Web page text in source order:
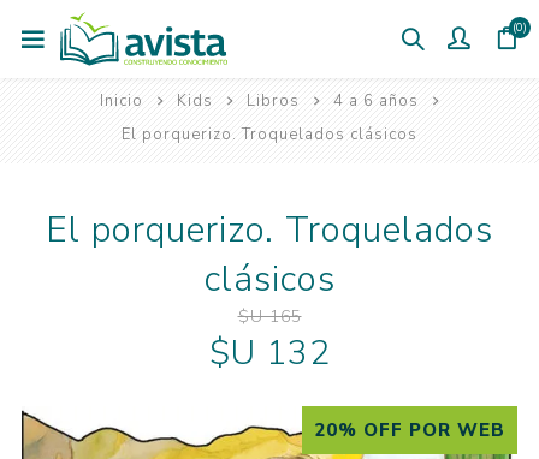
(0)
Inicio Kids Libros
4 a 6 años
El porquerizo. Troquelados clásicos
20% OFF POR WEB
El porquerizo. Troquelados
clásicos
$U 165
$U 132